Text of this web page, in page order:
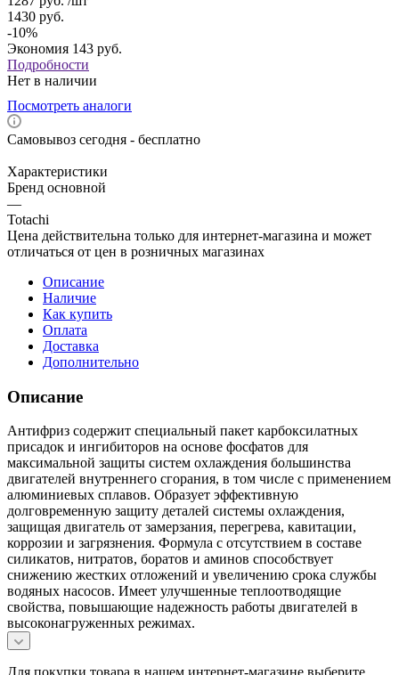
1430 руб.
-10%
Экономия 143 руб.
Подробности
Нет в наличии
Посмотреть аналоги
Самовывоз сегодня - бесплатно
Характеристики
Бренд основной
—
Totachi
Цена действительна только для интернет-магазина и может
отличаться от цен в розничных магазинах
Описание
Наличие
Как купить
Оплата
Доставка
Дополнительно
Описание
Антифриз содержит специальный пакет карбоксилатных
присадок и ингибиторов на основе фосфатов для
максимальной защиты систем охлаждения большинства
двигателей внутреннего сгорания, в том числе с применением
алюминиевых сплавов. Образует эффективную
долговременную защиту деталей системы охлаждения,
защищая двигатель от замерзания, перегрева, кавитации,
коррозии и загрязнения. Формула с отсутствием в составе
силикатов, нитратов, боратов и аминов способствует
снижению жестких отложений и увеличению срока службы
водяных насосов. Имеет улучшенные теплоотводящие
свойства, повышающие надежность работы двигателей в
высоконагруженных режимах.